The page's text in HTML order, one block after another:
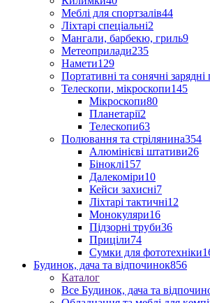
Меблі для спортзалів44
Ліхтарі спеціальні2
Мангали, барбекю, гриль9
Метеоприлади235
Намети129
Портативні та сонячні зарядні
Телескопи, мікроскопи145
Мікроскопи80
Планетарії2
Телескопи63
Полювання та стрілянина354
Алюмінієві штативи26
Біноклі157
Далекоміри10
Кейси захисні7
Ліхтарі тактичні12
Монокуляри16
Підзорні труби36
Приціли74
Сумки для фототехніки
Будинок, дача та відпочинок856
Каталог
Все Будинок, дача та